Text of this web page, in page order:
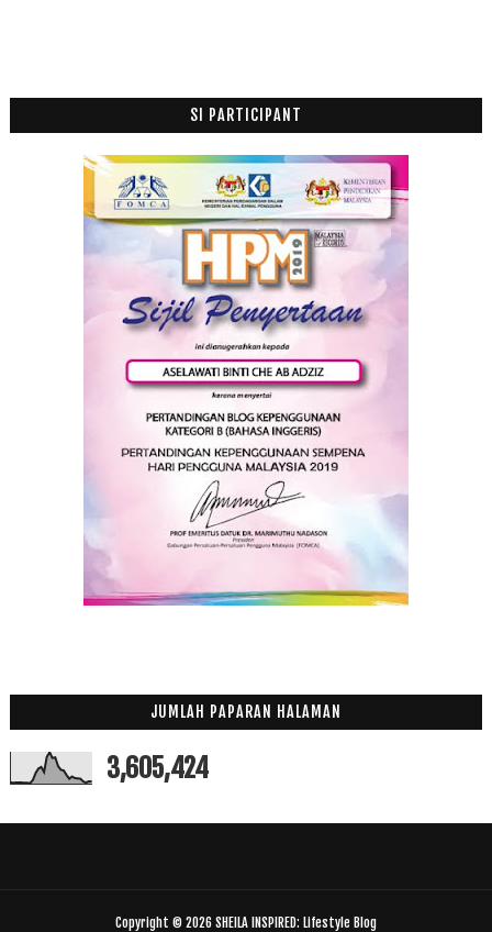
SI PARTICIPANT
JUMLAH PAPARAN HALAMAN
3,605,424
Copyright © 2026 SHEILA INSPIRED: Lifestyle Blog